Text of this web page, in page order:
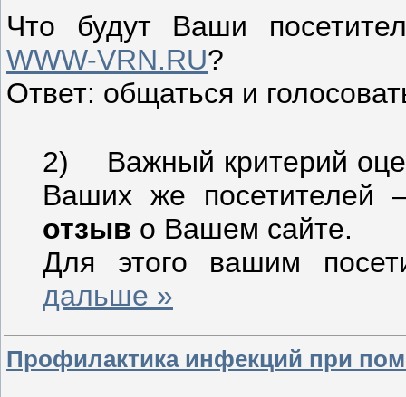
Что будут Ваши
WWW-VRN.RU?
Ответ: общаться и
2) Важный критерий
Ваших же посетителей
отзыв о Вашем сайте.
Для этого вашим
дальше »
Профилактика инфекций при